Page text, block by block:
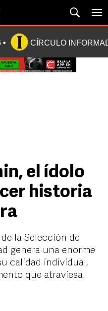
CÍRCULO
el ídolo
historia
la Selección de
genera una enorme
calidad individual,
que atraviesa